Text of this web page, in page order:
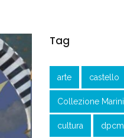
Tag
arte castello
Collezione Marini
cultura dpcm